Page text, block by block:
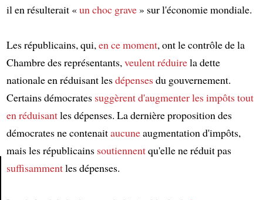
il en résulterait «un choc grave» sur l'économie mondiale.
Les républicains, qui,en ce moment, ont le contrôle de la
Chambre des représentants,veulent réduirela dette
nationale en réduisant lesdépensesdu gouvernement.
Certains démocrates suggèrentd'augmenterles impôtstout
en réduisantles dépenses. La dernière proposition des
démocrates ne contenaitaucuneaugmentation d'impôts,
mais les républicains soutiennentqu'elle ne réduit pas
suffisammentles dépenses.